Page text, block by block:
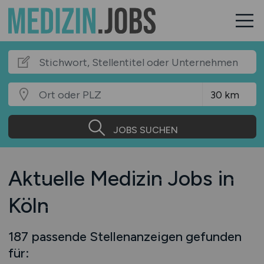
JOBS SUCHEN
Aktuelle Medizin Jobs in
Köln
187 passende Stellenanzeigen gefunden
für: